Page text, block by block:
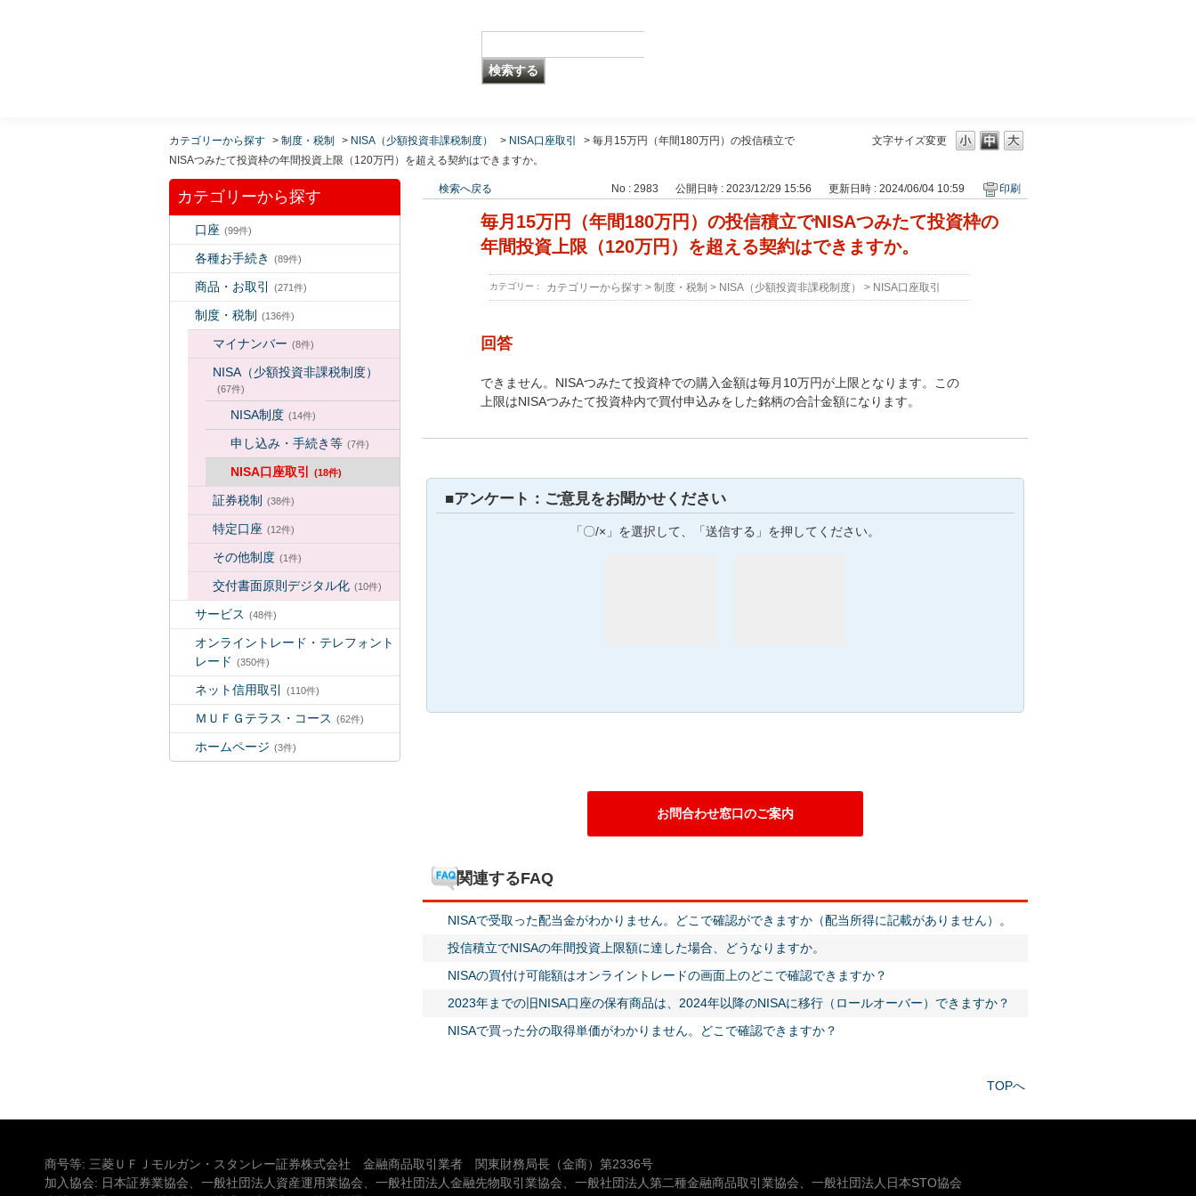
文字サイズ変更
カテゴリーから探す > 制度・税制 > NISA（少額投資非課税制度） > NISA口座取引 > 毎月15万円（年間180万円）の投信積立で
NISAつみたて投資枠の年間投資上限（120万円）を超える契約はできますか。
カテゴリーから探す
口座 (99件)
各種お手続き (89件)
商品・お取引 (271件)
制度・税制 (136件)
マイナンバー (8件)
NISA（少額投資非課税制度）
(67件)
NISA制度 (14件)
申し込み・手続き等 (7件)
NISA口座取引 (18件)
証券税制 (38件)
特定口座 (12件)
その他制度 (1件)
交付書面原則デジタル化 (10件)
サービス (48件)
オンライントレード・テレフォント
レード (350件)
ネット信用取引 (110件)
ＭＵＦＧテラス・コース (62件)
ホームページ (3件)
検索へ戻る No : 2983 公開日時 : 2023/12/29 15:56 更新日時 : 2024/06/04 10:59 印刷
毎月15万円（年間180万円）の投信積立でNISAつみたて投資枠の
年間投資上限（120万円）を超える契約はできますか。
カテゴリー : カテゴリーから探す > 制度・税制 > NISA（少額投資非課税制度） > NISA口座取引
回答
できません。NISAつみたて投資枠での購入金額は毎月10万円が上限となります。この
上限はNISAつみたて投資枠内で買付申込みをした銘柄の合計金額になります。
■アンケート：ご意見をお聞かせください
「〇/×」を選択して、「送信する」を押してください。
お問合わせ窓口のご案内
関連するFAQ
NISAで受取った配当金がわかりません。どこで確認ができますか（配当所得に記載がありません）。
投信積立でNISAの年間投資上限額に達した場合、どうなりますか。
NISAの買付け可能額はオンライントレードの画面上のどこで確認できますか？
2023年までの旧NISA口座の保有商品は、2024年以降のNISAに移行（ロールオーバー）できますか？
NISAで買った分の取得単価がわかりません。どこで確認できますか？
TOPへ
商号等: 三菱ＵＦＪモルガン・スタンレー証券株式会社 金融商品取引業者 関東財務局長（金商）第2336号
加入協会: 日本証券業協会、一般社団法人資産運用業協会、一般社団法人金融先物取引業協会、一般社団法人第二種金融商品取引業協会、一般社団法人日本STO協会